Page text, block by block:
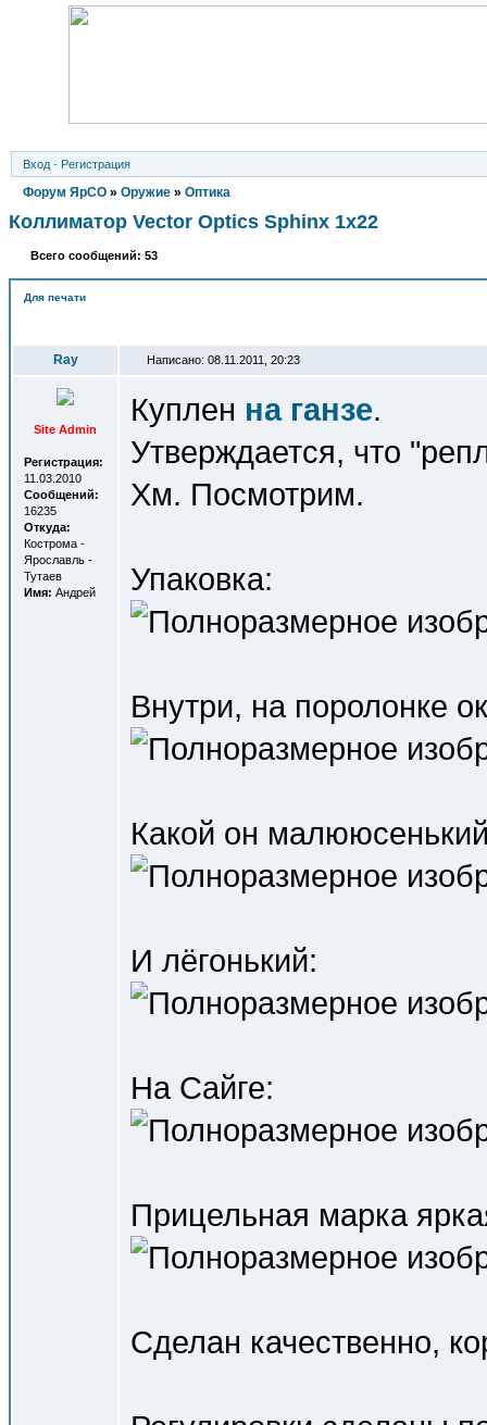
Вход · Регистрация
Форум ЯрСО » Оружие » Оптика
Коллиматор Vector Optics Sphinx 1x22
Всего сообщений: 53
Для печати
Ray Написано: 08.11.2011, 20:23
Site Admin
Регистрация:
11.03.2010
Сообщений:
16235
Откуда:
Кострома -
Ярославль -
Тутаев
Имя: Андрей
Куплен на ганзе.
Утверждается, что
Хм. Посмотрим.
Упаковка:
Внутри, на поролонке
Какой он
И лёгонький:
На Сайге:
Прицельная марка
Сделан качественно,